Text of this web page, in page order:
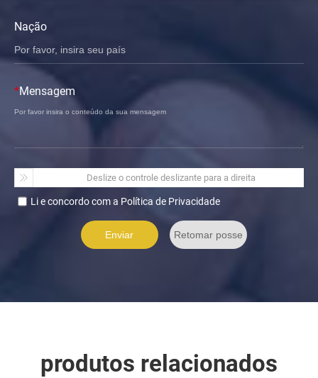
Nação
*Mensagem
Deslize o controle deslizante para a direita
Li e concordo com a Política de Privacidade
produtos relacionados